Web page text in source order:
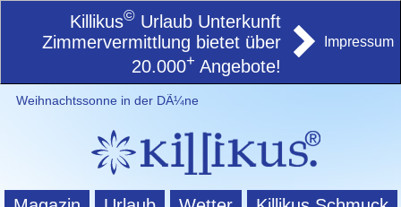
Killikus© Urlaub Unterkunft
Zimmervermittlung bietet über
20.000+ Angebote!
Impressum
Weihnachtssonne in der DÃ¼ne